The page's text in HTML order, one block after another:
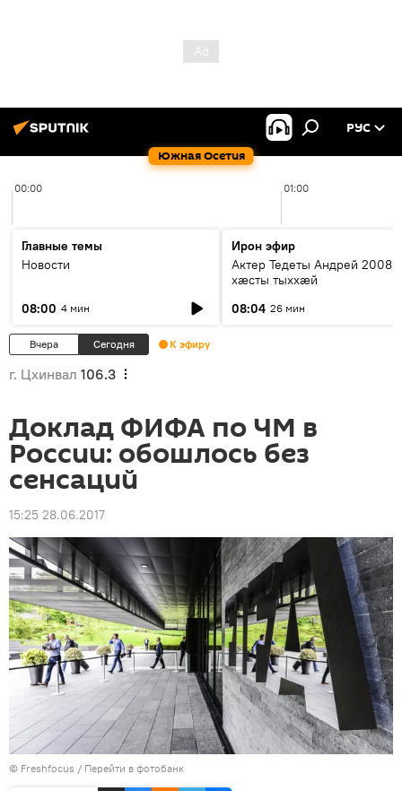
Южная Осетия
РУС
00:00 01:00
Главные темы
Новости
08:00 4 мин
Ирон эфир
Актер Тедеты Андрей 2008
хæсты тыххæй
08:04 26 мин
Вчера Сегодня К эфиру
г. Цхинвал 106.3
Доклад ФИФА по ЧМ в
России: обошлось без
сенсаций
15:25 28.06.2017
© Freshfocus / Перейти в фотобанк